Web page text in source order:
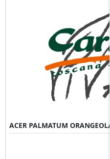
ACER PALMATUM ORANGEOLA